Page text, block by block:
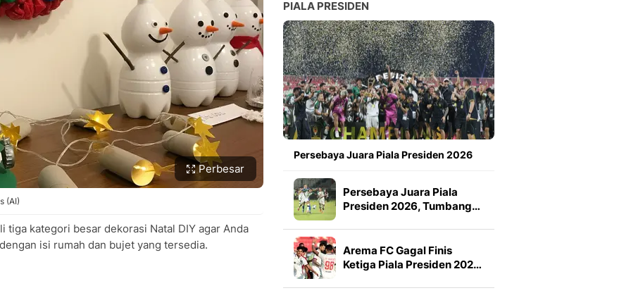
Perbesar
(AI)
tiga kategori besar dekorasi Natal DIY agar Anda
isi rumah dan bujet yang tersedia.
PIALA PRESIDEN
Persebaya Juara Piala Presiden 2026
Persebaya Juara Piala
Presiden 2026, Tumbang…
Arema FC Gagal Finis
Ketiga Piala Presiden 202…